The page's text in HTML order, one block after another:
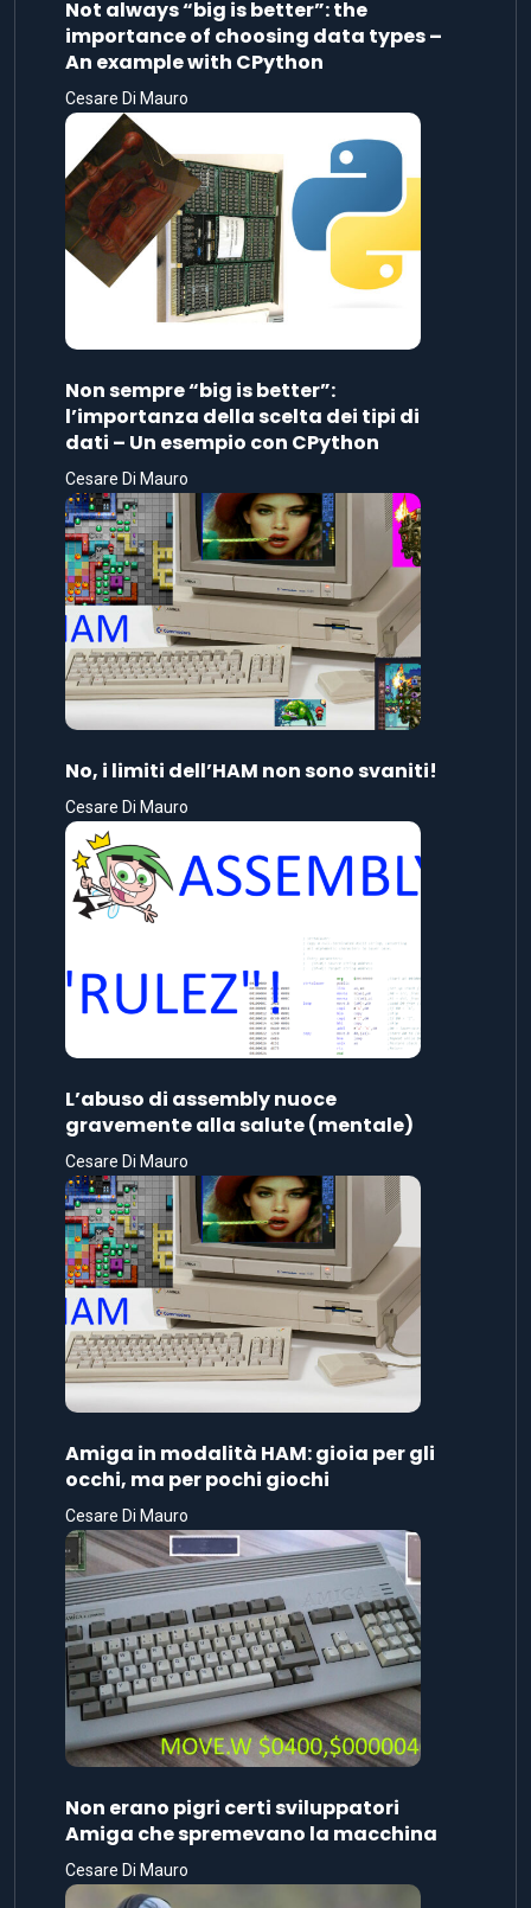
Not always “big is better”: the
importance of choosing data types –
An example with CPython
Cesare Di Mauro
Non sempre “big is better”:
l’importanza della scelta dei tipi di
dati – Un esempio con CPython
Cesare Di Mauro
No, i limiti dell’HAM non sono svaniti!
Cesare Di Mauro
L’abuso di assembly nuoce
gravemente alla salute (mentale)
Cesare Di Mauro
Amiga in modalità HAM: gioia per gli
occhi, ma per pochi giochi
Cesare Di Mauro
Non erano pigri certi sviluppatori
Amiga che spremevano la macchina
Cesare Di Mauro